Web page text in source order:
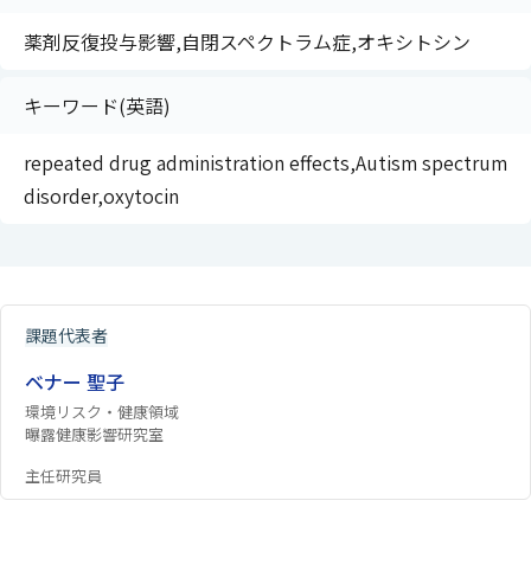
薬剤反復投与影響,自閉スペクトラム症,オキシトシン
キーワード(英語)
repeated drug administration effects,Autism spectrum
disorder,oxytocin
課題代表者
ベナー 聖子
環境リスク・健康領域
曝露健康影響研究室
主任研究員